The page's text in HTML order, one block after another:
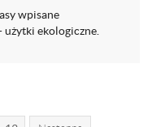
wpisane
ekologiczne.